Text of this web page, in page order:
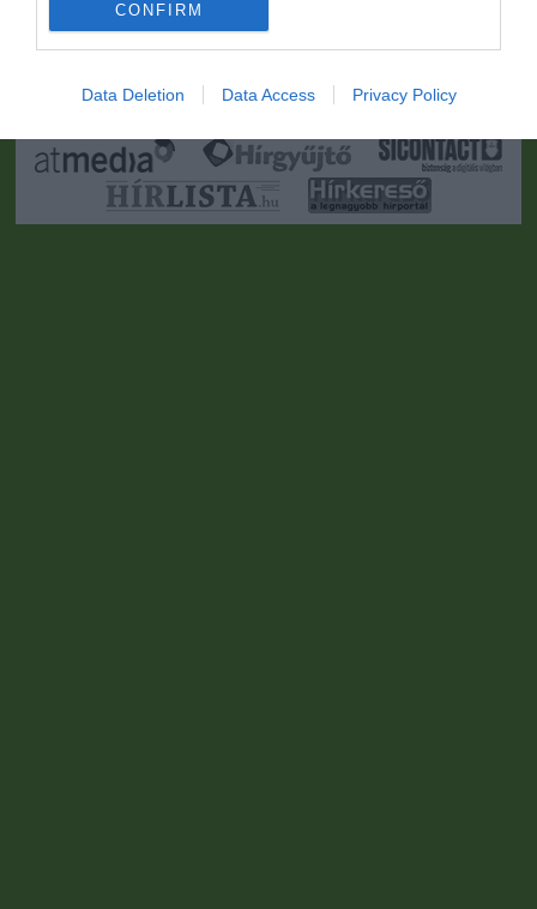
CONFIRM
Data Deletion Data Access Privacy Policy
Portál szoftver és szerkesztőségi CMS, DMS rendszer:© PortalWare, 2017
Magnum IT Kft.
nyiltakozat•Fórum• Írj Nekünk!•Olvasói és moderálási alapelvek
• ma.hu RSS csatornái •